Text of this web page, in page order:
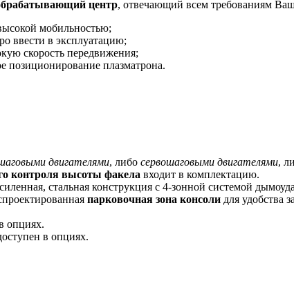
центр, отвечающий всем требованиям
мобильностью;
ввести в эксплуатацию;
скорость передвижения;
позиционирование плазматрона.
двигателями, либо сервошаговыми двигателями,
контроля высоты факела входит в комплектацию.
стальная конструкция с 4-зонной системой
парковочная зона консоли для удобства
опциях.
в опциях.